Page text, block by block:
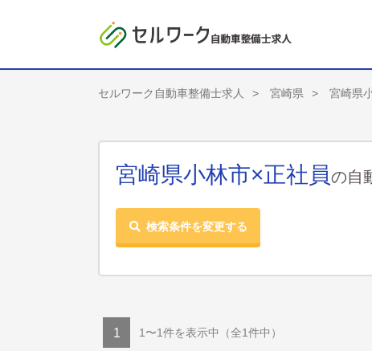
セルワーク自動車整備士求人 宮崎県 宮崎県
宮崎県小林市×正社員の自
検索条件を変更する
1 1〜1件を表示中 （全1件中）